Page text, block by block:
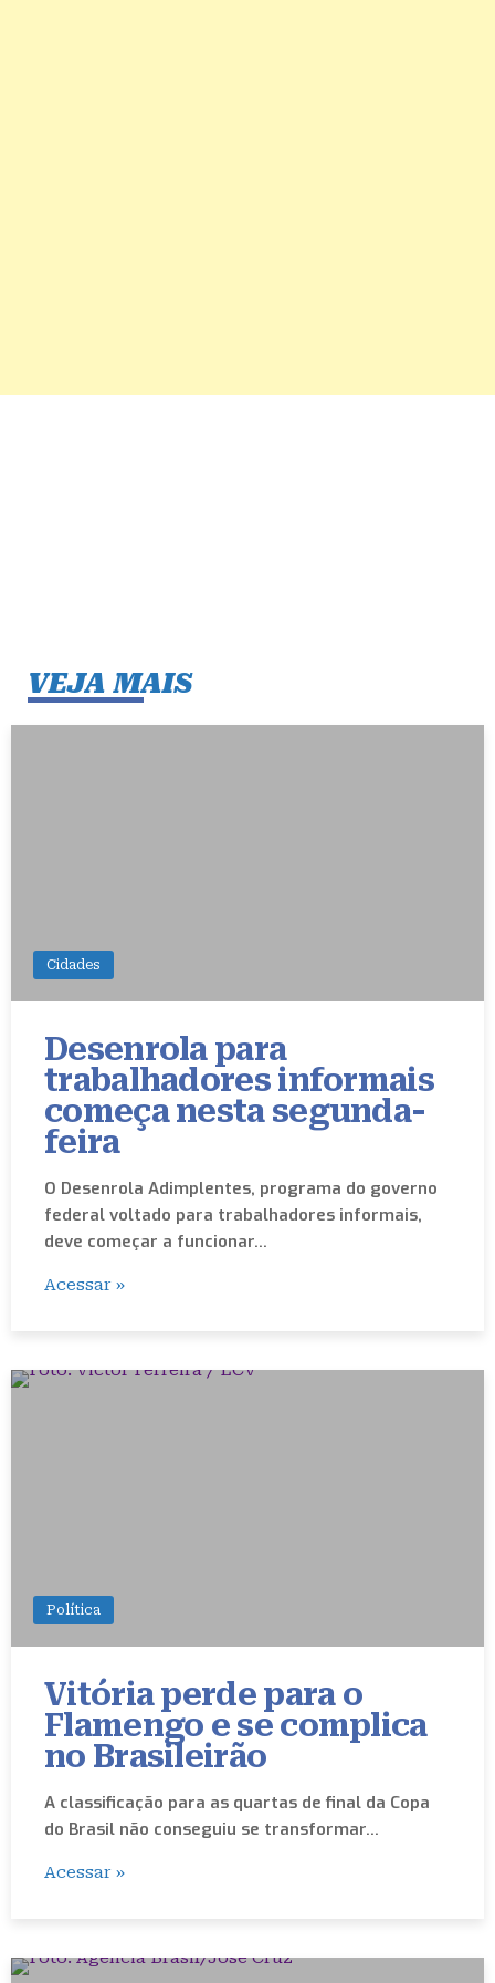
VEJA MAIS
Cidades
Desenrola para
trabalhadores informais
começa nesta segunda-
feira
O Desenrola Adimplentes, programa do governo
federal voltado para trabalhadores informais,
deve começar a funcionar…
Acessar »
Política
Vitória perde para o
Flamengo e se complica
no Brasileirão
A classificação para as quartas de final da Copa
do Brasil não conseguiu se transformar…
Acessar »